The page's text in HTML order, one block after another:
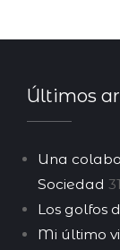
Últimos
Una
Sociedad
Los golfos
Mi último